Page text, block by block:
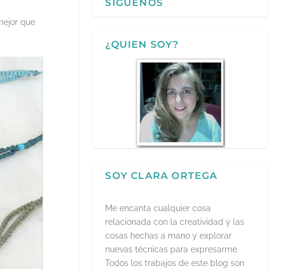
que
SÍGUENOS
¿QUIEN SOY?
SOY CLARA ORTEGA
Me encanta cualquier cosa
relacionada con la creatividad y las
cosas hechas a mano y explorar
nuevas técnicas para expresarme.
Todos los trabajos de este blog son